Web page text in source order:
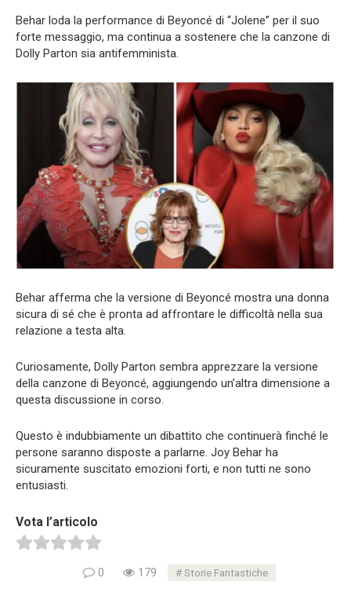
Behar loda la performance di Beyoncé di “Jolene” per il suo
forte messaggio, ma continua a sostenere che la canzone di
Dolly Parton sia antifemminista.
Behar afferma che la versione di Beyoncé mostra una donna
sicura di sé che è pronta ad affrontare le difficoltà nella sua
relazione a testa alta.
Curiosamente, Dolly Parton sembra apprezzare la versione
della canzone di Beyoncé, aggiungendo un’altra dimensione a
questa discussione in corso.
Questo è indubbiamente un dibattito che continuerà finché le
persone saranno disposte a parlarne. Joy Behar ha
sicuramente suscitato emozioni forti, e non tutti ne sono
entusiasti.
Vota l’articolo
0 179 Storie Fantastiche